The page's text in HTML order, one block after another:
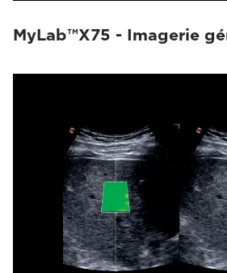
MyLab™X75 - Imagerie